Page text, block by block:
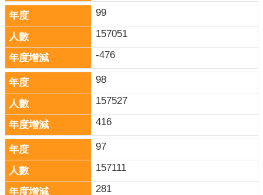
99
157051
-476
98
157527
416
97
157111
281